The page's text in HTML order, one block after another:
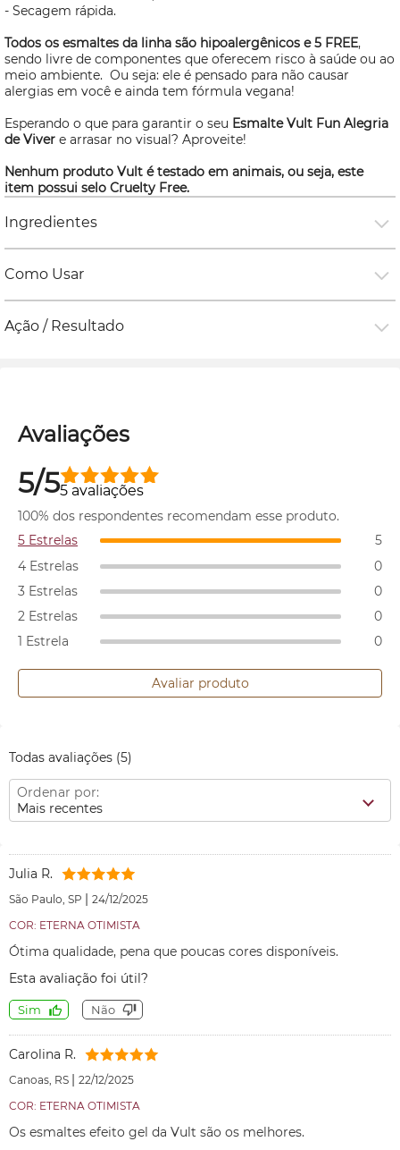
- Secagem rápida.
Todos os esmaltes da linha são hipoalergênicos e 5 FREE,
sendo livre de componentes que oferecem risco à saúde ou ao
meio ambiente. Ou seja: ele é pensado para não causar
alergias em você e ainda tem fórmula vegana!
Esperando o que para garantir o seu Esmalte Vult Fun Alegria
de Viver e arrasar no visual? Aproveite!
Nenhum produto Vult é testado em animais, ou seja, este
item possui selo Cruelty Free.
Ingredientes
Como Usar
Ação / Resultado
Avaliações
5/55 avaliações
100% dos respondentes recomendam esse produto.
5 Estrelas
5
4 Estrelas
0
3 Estrelas
0
2 Estrelas
0
1 Estrela
0
Avaliar produto
Todas avaliações (5)
Ordenar por:
Mais recentes
Julia R.
São Paulo, SP | 24/12/2025
COR: ETERNA OTIMISTA
Ótima qualidade, pena que poucas cores disponíveis.
Esta avaliação foi útil?
Sim Não
Carolina R.
Canoas, RS | 22/12/2025
COR: ETERNA OTIMISTA
Os esmaltes efeito gel da Vult são os melhores.